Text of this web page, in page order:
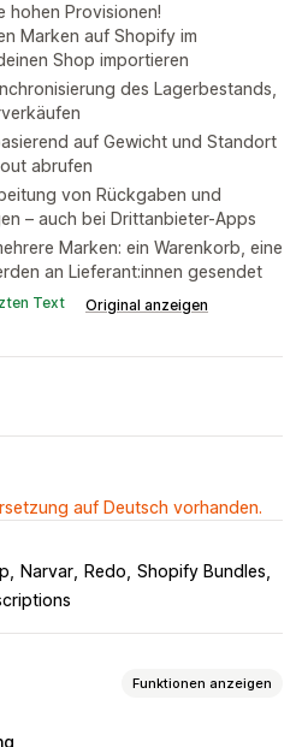
hohen Provisionen!
Marken auf Shopify im
Shop importieren
des Lagerbestands,
auf Gewicht und Standort
abrufen
von Rückgaben und
– auch bei Drittanbieter-Apps
Marken: ein Warenkorb, eine
an Lieferant:innen gesendet
Text Original anzeigen
auf Deutsch vorhanden.
Narvar Redo Shopify Bundles
Funktionen anzeigen